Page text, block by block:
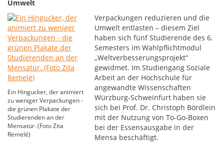
Umwelt
Ein Hingucker, der animiert
zu weniger Verpackungen -
die grünen Plakate der
Studierenden an der
Mensatür. (Foto Zita
Remelé)
Verpackungen reduzieren und die
Umwelt entlasten – diesem Ziel
haben sich fünf Studierende des 6.
Semesters im Wahlpflichtmodul
„Weltverbesserungsprojekt“
gewidmet. Im Studiengang Soziale
Arbeit an der Hochschule für
angewandte Wissenschaften
Würzburg-Schweinfurt haben sie
sich bei Prof. Dr. Christoph Bördlein
mit der Nutzung von To-Go-Boxen
bei der Essensausgabe in der
Mensa beschäftigt.